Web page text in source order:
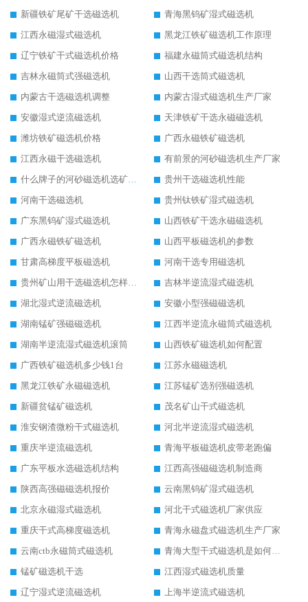
新疆铁矿尾矿干选磁选机
青海黑钨矿湿式磁选机
江西永磁湿式磁选机
黑龙江铁矿磁选机工作原理
辽宁铁矿干式磁选机价格
福建永磁筒式磁选机结构
吉林永磁筒式强磁选机
山西干选筒式磁选机
内蒙古干选磁选机调整
内蒙古湿式磁选机生产厂家
安徽湿式逆流磁选机
天津铁矿干选永磁磁选机
潍坊铁矿磁选机价格
广西永磁铁矿磁选机
江西永磁干选磁选机
有前景的河砂磁选机生产厂家
什么牌子的河砂磁选机选矿效果好
贵州干选磁选机性能
河南干选磁选机
贵州钛铁矿湿式磁选机
广东黑钨矿湿式磁选机
山西铁矿干选永磁磁选机
广西永磁铁矿磁选机
山西平板磁选机的参数
甘肃高梯度平板磁选机
河南干选专用磁选机
贵州矿山用干选磁选机怎样调磁
吉林半逆流湿式磁选机
湖北湿式逆流磁选机
安徽小型强磁磁选机
湖南锰矿强磁磁选机
江西半逆流永磁筒式磁选机
湖南半逆流湿式磁选机滚筒
山西铁矿磁选机如何配置
广西铁矿磁选机多少钱1台
江苏永磁磁选机
黑龙江铁矿永磁磁选机
江苏锰矿选别强磁选机
新疆贫锰矿磁选机
茂名矿山干式磁选机
淮安钢渣微粉干式磁选机
河北半逆流湿式磁选机
重庆半逆流磁选机
青海平板磁选机皮带老跑偏
广东平板水选磁选机结构
江西高强磁磁选机制造商
陕西高强磁磁选机报价
云南黑钨矿湿式磁选机
北京永磁湿式磁选机
河北干式磁选机厂家供应
重庆干式高梯度磁选机
青海永磁盘式磁选机生产厂家
云南ctb永磁筒式磁选机
青海大型干式磁选机是如何选矿的
锰矿磁选机干选
江西湿式磁选机质量
辽宁湿式逆流磁选机
上海半逆流式磁选机